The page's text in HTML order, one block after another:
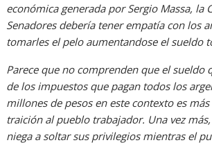
económica generada por Sergio Massa, la
Senadores debería tener empatía con los
tomarles el pelo aumentandose el sueldo
Parece que no comprenden que el sueldo
de los impuestos que pagan todos los
millones de pesos en este contexto es
traición al pueblo trabajador. Una vez
niega a soltar sus privilegios mientras el